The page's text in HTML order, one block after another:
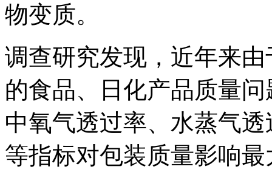
物变质。
调查研究发现，近年来
的食品、日化产品质量
中氧气透过率、水蒸气
等指标对包装质量影响最